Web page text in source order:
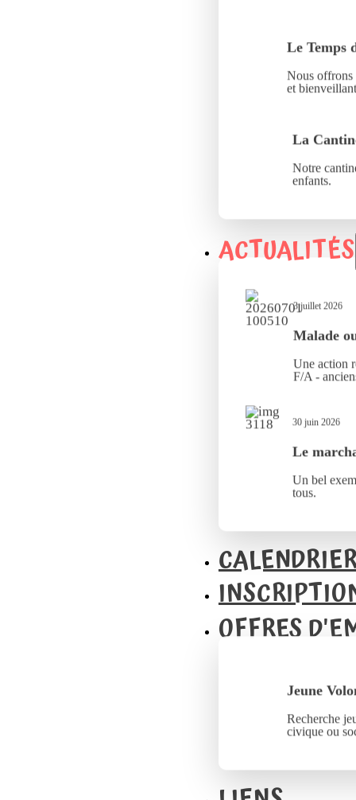
Le Temps
Nous offrons
et
La
Notre
enfants.
ACTUALITÉS
3 juillet 2026
Malade
Une action
F/A -
30 juin 2026
Le
Un bel
tous.
OFFRES
Jeune
Recherche
civique ou